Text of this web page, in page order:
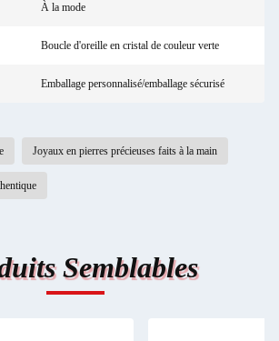
À la mode
Boucle d'oreille en cristal de couleur verte
Emballage personnalisé/emballage sécurisé
Joyaux en pierres précieuses faits à la main
Semblables